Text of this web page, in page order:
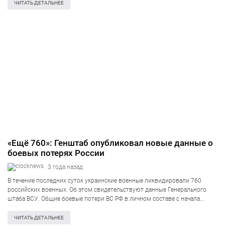
и…ЧИТАТЬ ДЕТАЛЬНЕЕ
«Ещё 760»: Генштаб опубликовал новые данные о
боевых потерях России
3 года назад
В течение последних суток украинские военные ликвидировали 760
российских военных. Об этом свидетельствуют данные Генерального
штаба ВСУ. Общие боевые потери ВС РФ в личном составе с начала
уничтожили: танков — 3506 (+2)…
ЧИТАТЬ ДЕТАЛЬНЕЕ